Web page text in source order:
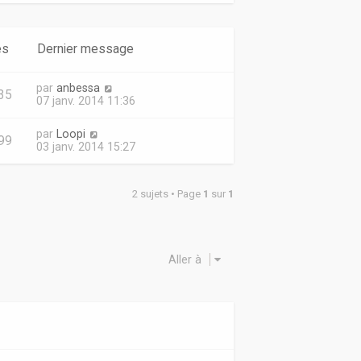
Dernier message
par anbessa
07 janv. 2014 11:36
par
Loopi
03 janv. 2014 15:27
2 sujets • Page 1 sur 1
Aller à